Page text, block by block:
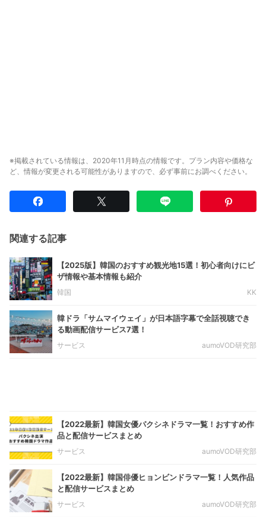
※掲載されている情報は、2020年11月時点の情報です。プラン内容や価格な
ど、情報が変更される可能性がありますので、必ず事前にお調べください。
関連する記事
【2025版】韓国のおすすめ観光地15選！初心者向けにビ
ザ情報や基本情報も紹介
韓国 KK
韓ドラ「サムマイウェイ」が日本語字幕で全話視聴でき
る動画配信サービス7選！
サービス aumoVOD研究部
【2022最新】韓国女優パクシネドラマ一覧！おすすめ作
品と配信サービスまとめ
サービス aumoVOD研究部
【2022最新】韓国俳優ヒョンビンドラマ一覧！人気作品
と配信サービスまとめ
サービス aumoVOD研究部